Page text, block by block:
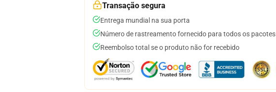
Transação segura
Entrega mundial na sua porta
Número de rastreamento fornecido para todos os pacotes
Reembolso total se o produto não for recebido